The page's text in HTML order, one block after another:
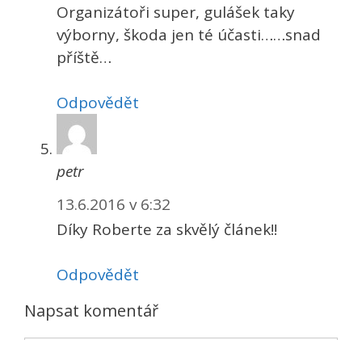
Organizátoři super, gulášek taky
výborny, škoda jen té účasti……snad
příště…
Odpovědět
petr
13.6.2016 v 6:32
Díky Roberte za skvělý článek!!
Odpovědět
Napsat komentář